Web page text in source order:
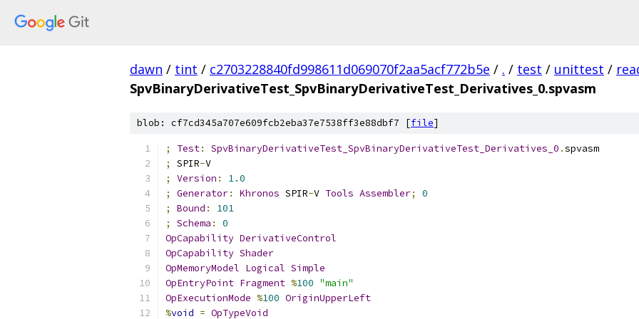
dawn / tint / c2703228840fd998611d069070f2aa5acf772b5e / . / test / unittest /
SpvBinaryDerivativeTest_SpvBinaryDerivativeTest_Derivatives_0.spvasm
blob: cf7cd345a707e609fcb2eba37e7538ff3e88dbf7 [file]
; Test: SpvBinaryDerivativeTest_SpvBinaryDerivativeTest_Derivatives_0 .spvasm
;
SPIR-V
;
Version :
1.0
;
Generator: Khronos SPIR-V Tools Assembler;
0
;
Bound :
101
;
Schema :
0
OpCapability DerivativeControl
OpCapability Shader
OpMemoryModel Logical Simple
OpEntryPoint Fragment %100 "main"
OpExecutionMode %100 OriginUpperLeft
%void = OpTypeVoid